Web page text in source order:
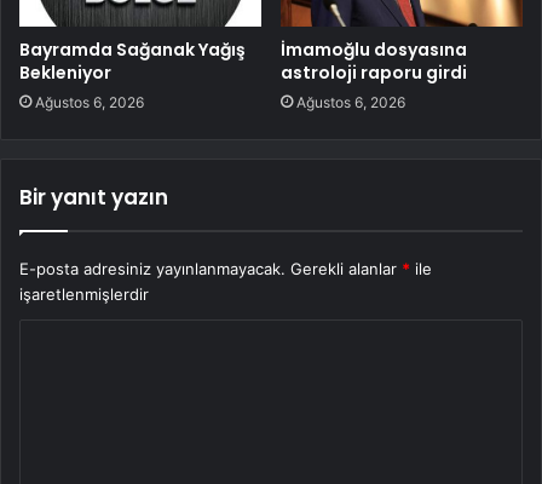
Bayramda Sağanak Yağış
Bekleniyor
Ağustos 6, 2026
İmamoğlu dosyasına
astroloji raporu girdi
Ağustos 6, 2026
Bir yanıt yazın
E-posta adresiniz yayınlanmayacak. Gerekli alanlar * ile
işaretlenmişlerdir